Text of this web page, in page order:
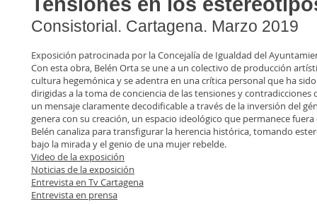
Consistorial. Cartagena. Marzo 2019
Exposición patrocinada por la Concejalía de Igualdad del
Con esta obra, Belén Orta se une a un colectivo de producción
cultura hegemónica y se adentra en una crítica personal que ha
dirigidas a la toma de conciencia de las tensiones y
un mensaje claramente decodificable a través de la inversión del
genera con su creación, un espacio ideológico que permanece
Belén canaliza para transfigurar la herencia histórica, tomando
bajo la mirada y el genio de una mujer rebelde.
Video de la exposición
Noticias de la exposición
Entrevista en Tv Cartagena
Entrevista en prensa